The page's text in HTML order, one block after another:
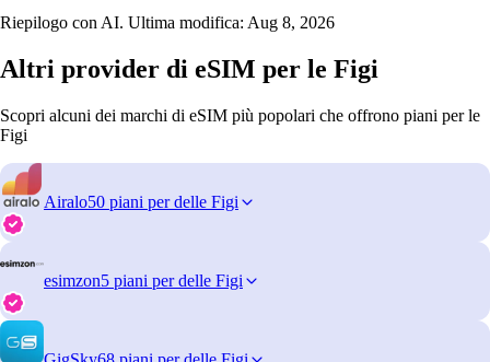
Riepilogo con AI. Ultima modifica: Aug 8, 2026
Altri provider di eSIM per le Figi
Scopri alcuni dei marchi di eSIM più popolari che offrono piani per le
Figi
Airalo50 piani per delle Figi
esimzon5 piani per delle Figi